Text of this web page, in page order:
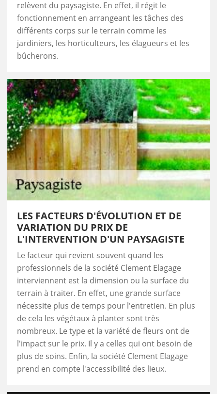
relèvent du paysagiste. En effet, il régit le
fonctionnement en arrangeant les tâches des
différents corps sur le terrain comme les
jardiniers, les horticulteurs, les élagueurs et les
bûcherons.
LES FACTEURS D'ÉVOLUTION ET DE
VARIATION DU PRIX DE
L'INTERVENTION D'UN PAYSAGISTE
Le facteur qui revient souvent quand les
professionnels de la société Clement Elagage
interviennent est la dimension ou la surface du
terrain à traiter. En effet, une grande surface
nécessite plus de temps pour l'entretien. En plus
de cela les végétaux à planter sont très
nombreux. Le type et la variété de fleurs ont de
l'impact sur le prix. Il y a celles qui ont besoin de
plus de soins. Enfin, la société Clement Elagage
prend en compte l'accessibilité des lieux.